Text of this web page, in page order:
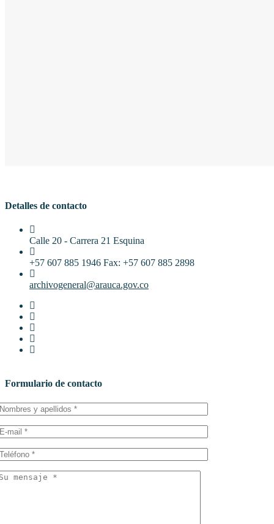
Detalles de contacto
Calle 20 - Carrera 21 Esquina
+57 607 885 1946 Fax: +57 607 885 2898
archivogeneral@arauca.gov.co
Formulario de contacto